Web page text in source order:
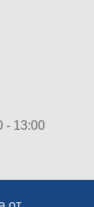
- 13:00